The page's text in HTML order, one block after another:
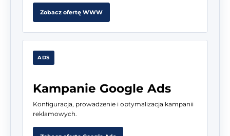
Zobacz ofertę WWW
ADS
Kampanie Google Ads
Konfiguracja, prowadzenie i optymalizacja kampanii
reklamowych.